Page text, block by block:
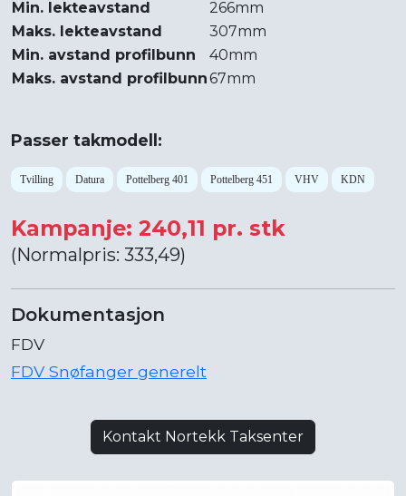
Min. lekteavstand
266mm
Maks. lekteavstand
307mm
Min. avstand profilbunn
40mm
Maks. avstand profilbunn67mm
Passer takmodell:
Tvilling Datura Pottelberg 401 Pottelberg 451 VHV KDN
Kampanje: 240,11 pr. stk
(Normalpris: 333,49)
Dokumentasjon
FDV
FDV Snøfanger generelt
Kontakt Nortekk Taksenter